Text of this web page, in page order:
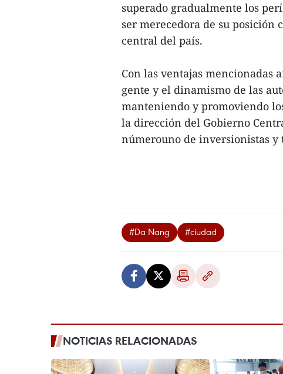
superado gradualmente los
ser merecedora de su posición
central del país.
Con las ventajas mencionadas
gente y el dinamismo de las
manteniendo y promoviendo
la dirección del Gobierno
númerouno de inversionistas y
#Da Nang #ciudad
NOTICIAS RELACIONADAS